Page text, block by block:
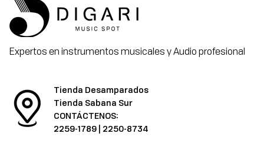
Expertos en instrumentos musicales y Audio profesional
Tienda Desamparados
Tienda Sabana Sur
CONTÁCTENOS:
2259-1789 | 2250-8734